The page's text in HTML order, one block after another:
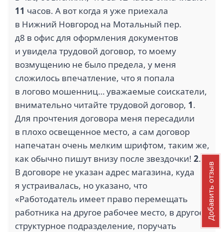
11 часов. А вот когда я уже приехала
в Нижний Новгород на Мотальный пер.
д8 в офис для оформления документов
и увидела трудовой договор, то моему
возмущению не было предела, у меня
сложилось впечатление, что я попала
в логово мошенниц… уважаемые соискатели,
внимательно читайте трудовой договор, 1.
Для прочтения договора меня пересадили
в плохо освещенное место, а сам договор
напечатан очень мелким шрифтом, таким же,
как обычно пишут внизу после звездочки! 2.
В договоре не указан адрес магазина, куда
я устраивалась, но указано, что
«Работодатель имеет право перемещать
работника на другое рабочее место, в другое
структурное подразделение, поручать
Добавить отзыв